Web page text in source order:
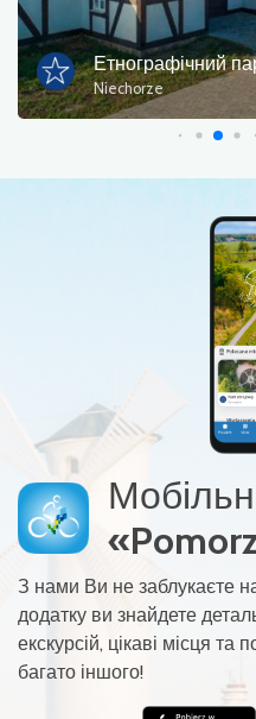
Етнографічний
Niechorze
З нами Ви не заблукаєте
додатку ви знайдете
екскурсій, цікаві місця та
багато іншого!